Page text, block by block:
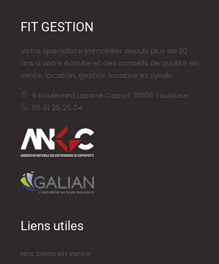
FIT GESTION
Votre spécialiste immobilier depuis plus de 20
ans à votre écoute et des conseils de qualité en
vente, location, gestion locative et syndic.
9 boulevard Lazarre Carnot 31000 Toulouse
05 61 25 25 04
Liens utiles
Nos biens en vente